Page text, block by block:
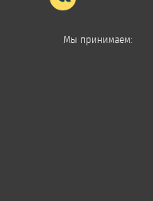
Мы принимаем: